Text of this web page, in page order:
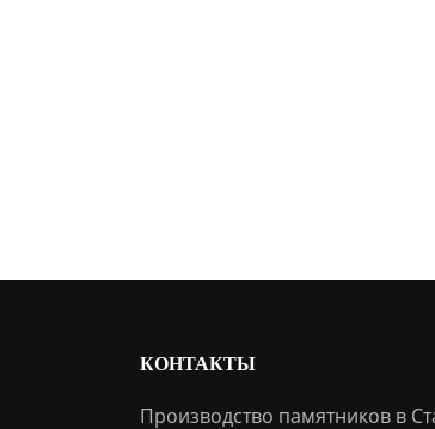
КОНТАКТЫ
Производство памятников в